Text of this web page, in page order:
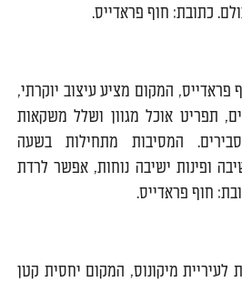
כתובת: חוף פראדייס.
פראדייס, המקום מציע עיצוב יוקרתי,
תפריט אוכל מגוון ושלל משקאות
סבירים. המסיבות מתחילות בשעה
ופינות ישיבה נוחות, אפשר לרדת
חוף פראדייס.
מיקונוס, המקום יחסית קטן